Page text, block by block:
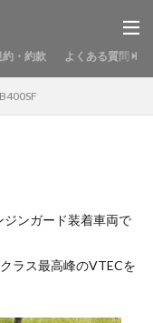
約・約款 よくある質問
ジンガード装着車両で
ラス最高峰のVTECを